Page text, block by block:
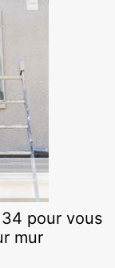
pour vous
mur